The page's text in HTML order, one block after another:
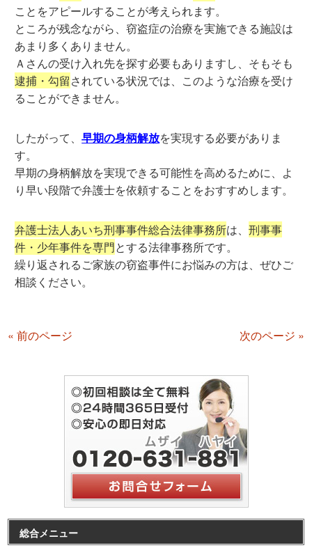
ことをアピールすることが考えられます。
ところが残念ながら、窃盗症の治療を実施できる施設は
あまり多くありません。
Ａさんの受け入れ先を探す必要もありますし、そもそも
逮捕・勾留されている状況では、このような治療を受け
ることができません。
したがって、早期の身柄解放を実現する必要がありま
す。
早期の身柄解放を実現できる可能性を高めるために、よ
り早い段階で弁護士を依頼することをおすすめします。
弁護士法人あいち刑事事件総合法律事務所は、刑事事
件・少年事件を専門とする法律事務所です。
繰り返されるご家族の窃盗事件にお悩みの方は、ぜひご
相談ください。
« 前のページ 次のページ »
総合メニュー